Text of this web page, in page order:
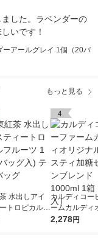
した。ラベンダーの
いです！
ーアールグレイ 1個（20バ
もっと見る
水出しアイ
トロピカルフ
袋(10バッグ
4
カルディコー
ームカルディ
ル アイスティ
2,278円